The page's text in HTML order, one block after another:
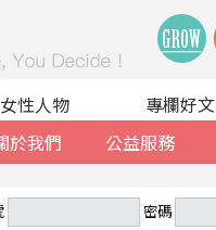
於我們
公益服務
女性人物 專欄好文
密碼